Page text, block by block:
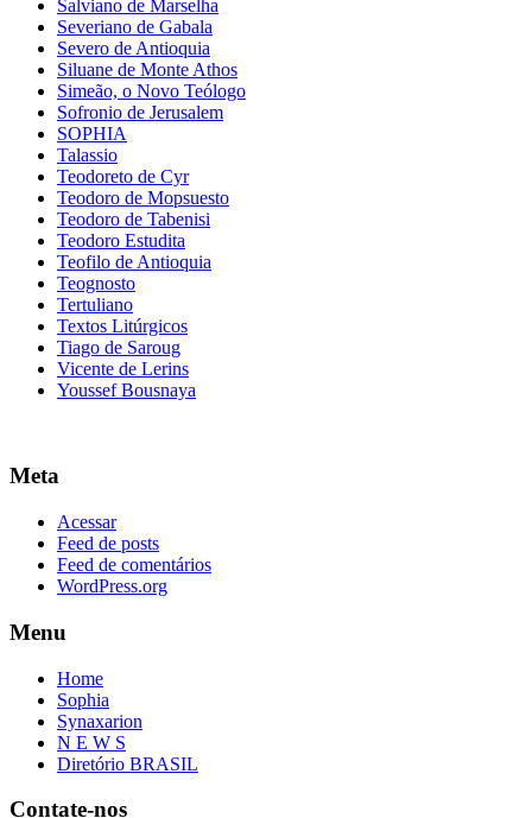
Salviano de Marselha
Severiano de Gabala
Severo de Antioquia
Siluane de Monte Athos
Simeão, o Novo Teólogo
Sofronio de Jerusalem
SOPHIA
Talassio
Teodoreto de Cyr
Teodoro de Mopsuesto
Teodoro de Tabenisi
Teodoro Estudita
Teofilo de Antioquia
Teognosto
Tertuliano
Textos Litúrgicos
Tiago de Saroug
Vicente de Lerins
Youssef Bousnaya
Meta
Acessar
Feed de posts
Feed de comentários
WordPress.org
Menu
Home
Sophia
Synaxarion
N E W S
Diretório BRASIL
Contate-nos